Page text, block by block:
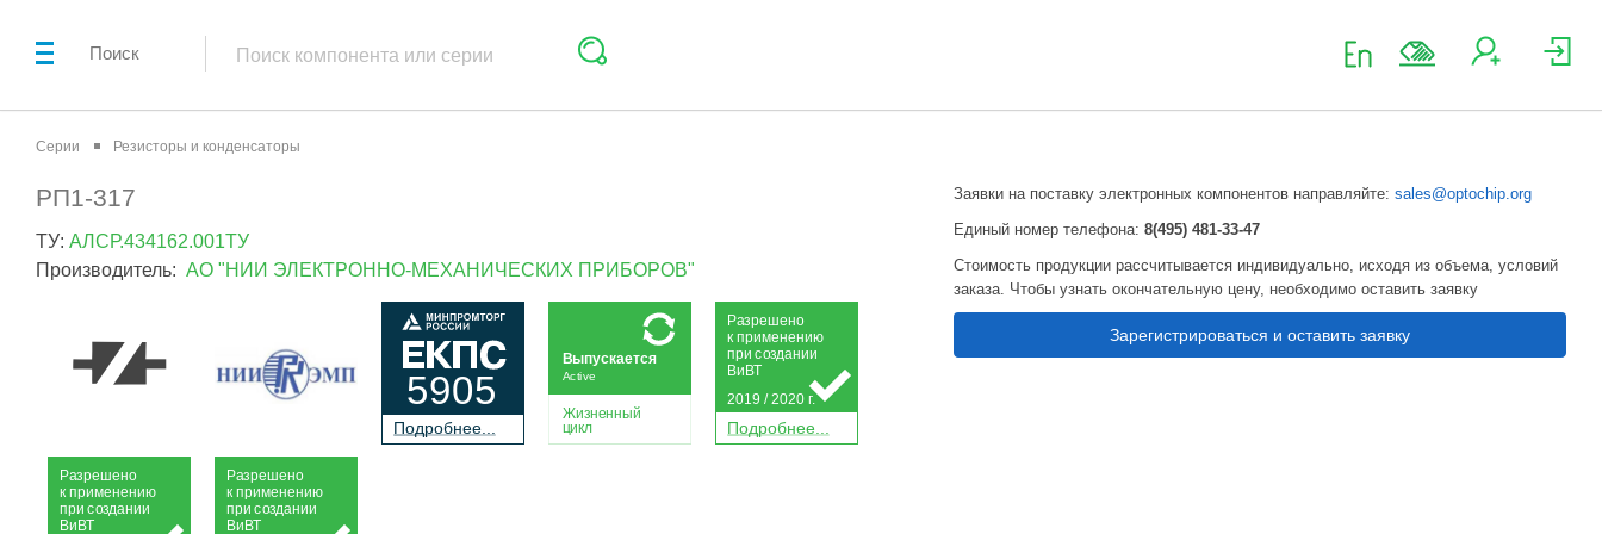
Поиск
Серии Резисторы и конденсаторы
РП1-317
ТУ: АЛСР.434162.001ТУ
Производитель: АО "НИИ ЭЛЕКТРОННО-МЕХАНИЧЕСКИХ ПРИБОРОВ"
Подробнее...
5905
Жизненный
цикл
Active
Выпускается
Подробнее...
Разрешено
к применению
присоздании
Ви ВТ
2019 / 2020 г.
Разрешено
к применению
присоздании
Ви ВТ
Разрешено
к применению
присоздании
Ви ВТ
Заявки на поставку электронных компонентов направляйте:sales@optochip.org
Единый номер телефона:8(495) 481-33-47
Стоимость продукции рассчитывается индивидуально, исходя из объема, условий
заказа. Чтобы узнать окончательную цену, необходимо оставить заявку
Зарегистрироваться и оставить заявку